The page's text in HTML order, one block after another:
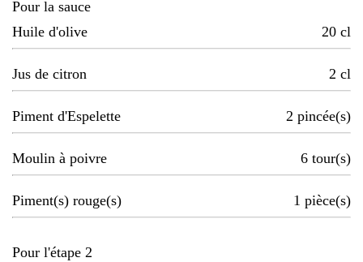
Pour la sauce
Huile d'olive
20 cl
Jus de citron 2 cl
Piment d'Espelette 2 pincée(s)
Moulin à poivre 6 tour(s)
Piment(s) rouge(s) 1 pièce(s)
Pour l'étape 2